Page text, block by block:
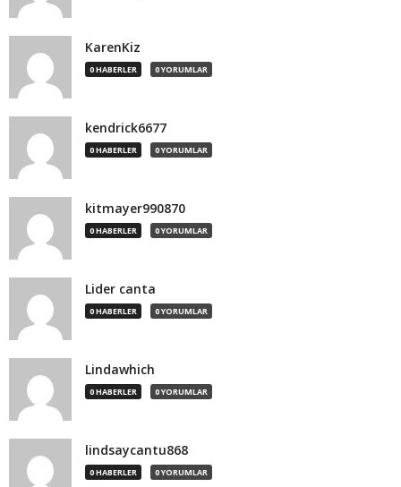
KarenKiz
0 HABERLER 0 YORUMLAR
kendrick6677
0 HABERLER 0 YORUMLAR
kitmayer990870
0 HABERLER 0 YORUMLAR
Lider canta
0 HABERLER 0 YORUMLAR
Lindawhich
0 HABERLER 0 YORUMLAR
lindsaycantu868
0 HABERLER 0 YORUMLAR